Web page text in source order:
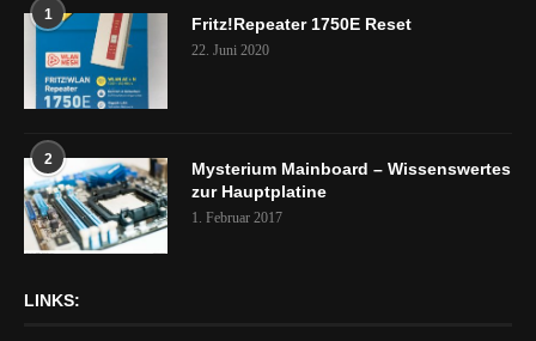
1 Fritz!Repeater 1750E Reset
22. Juni 2020
2
Mysterium Mainboard – Wissenswertes
zur Hauptplatine
1. Februar 2017
LINKS: